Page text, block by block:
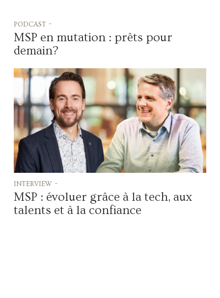
podcast -
MSP en mutation : prêts pour
demain?
interview -
MSP : évoluer grâce à la tech, aux
talents et à la confiance